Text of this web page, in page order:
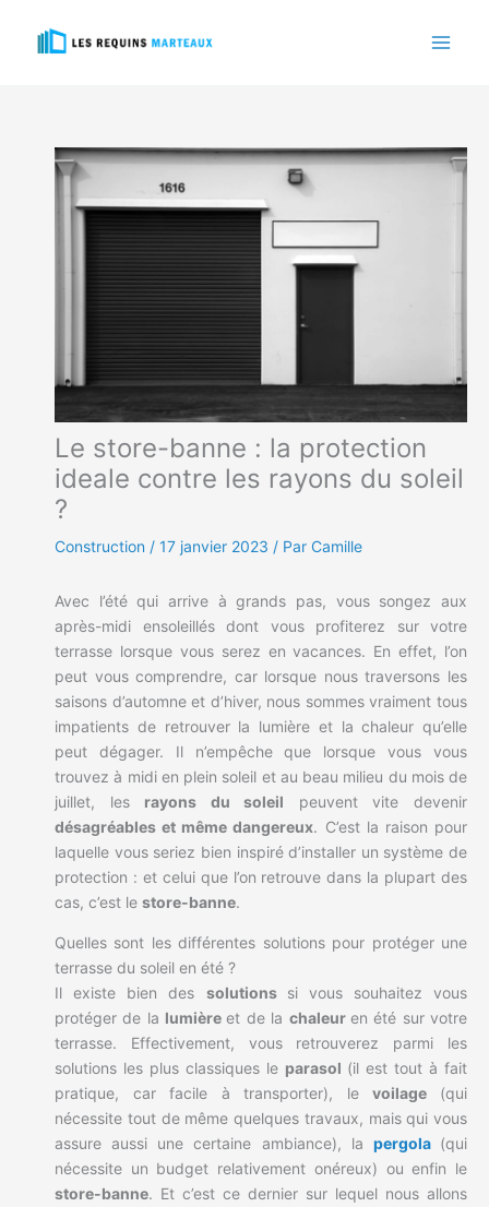
Le store-banne : la protection
ideale contre les rayons du soleil
?
Construction / 17 janvier 2023 / Par Camille
Avec l’été qui arrive à grands pas, vous songez aux
après-midi ensoleillés dont vous profiterez sur votre
terrasse lorsque vous serez en vacances. En effet, l’on
peut vous comprendre, car lorsque nous traversons les
saisons d’automne et d’hiver, nous sommes vraiment tous
impatients de retrouver la lumière et la chaleur qu’elle
peut dégager. Il n’empêche que lorsque vous vous
trouvez à midi en plein soleil et au beau milieu du mois de
juillet, les rayons du soleil peuvent vite devenir
désagréables et même dangereux. C’est la raison pour
laquelle vous seriez bien inspiré d’installer un système de
protection : et celui que l’on retrouve dans la plupart des
cas, c’est le store-banne.
Quelles sont les différentes solutions pour protéger une
terrasse du soleil en été ?
Il existe bien des solutions si vous souhaitez vous
protéger de la lumièreet de la chaleur en été sur votre
terrasse. Effectivement, vous retrouverez parmi les
solutions les plus classiques le parasol (il est tout à fait
pratique, car facile à transporter), levoilage (qui
nécessite tout de même quelques travaux, mais qui vous
assure aussi une certaine ambiance), la pergola (qui
nécessite un budget relativement onéreux) ou enfin le
store-banne. Et c’est ce dernier sur lequel nous allons